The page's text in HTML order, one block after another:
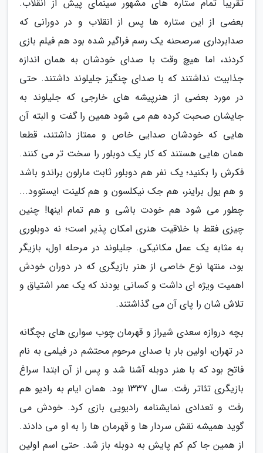
تقریبا تمام ستاره های مشهور سینمای پیش از انقلاب.
بعضی از این ستاره ها پس از انقلاب و در دورانی که
صدابرداری سرصحنه یک رسم فراگیر شده بود هم فیلم بازی
کردند، اما هیچ وقت با صدای خودشان به همان اندازه
جذابیت نداشتند که با صدای چنگیز جلیلوند داشتند. حتی
در مورد بعضی از هنرپیشه های خارجی که جلیلوند به
جایشان صحبت کرده هم می شود همین را گفت و البته آن
هایی که خودشان صدایی خاص و ممتاز داشتند، قطعا
همان هایی هستند که کار یک دوبلور را سخت تر می کنند.
فکرش را بکنید؛ یک نفر هم دوبلور ثابت مارلون براندو باشد
و هم یول براینر، هم جک نیکلسون و هم کلینت ایستوود...
چطور می شود هم خودت باشی و هم تمام اینها! چنین
چیزی فقط با خلاقیت هنری امکان پذیر است؛ نه دوبلوری
به مثابه یک عمل مکانیکی. جلیلوند در مرحله اول، بازیگر
بود، منتها نوع خاصی از هنر بازیگری که در دوران خودش
اهمیت ویژه ای داشت و کسانی بودند که یک عمر اشتیاق و
تلاش شان را پای آن می گذاشتند.
بچه دروازه سعدی شیراز و قهرمان چوب سواری های بچگانه
در تهران، اولین بار با صدای مرحوم محتشم در فیلمی به نام
فاتح بود که با هنر دوبله آشنا شد و پس از آن ابتدا سراغ
بازیگری تئاتر رفت. سال 1337 بود. همان ایام به رادیو هم
رفت و تعدادی نمایشنامه رادیویی بازی کرد. خودش می
گوید همیشه نقش سردار ها و قهرمان ها را به او می دادند.
از همین جا کم کم پایش به دوبله باز شد. حتی اسم اولین